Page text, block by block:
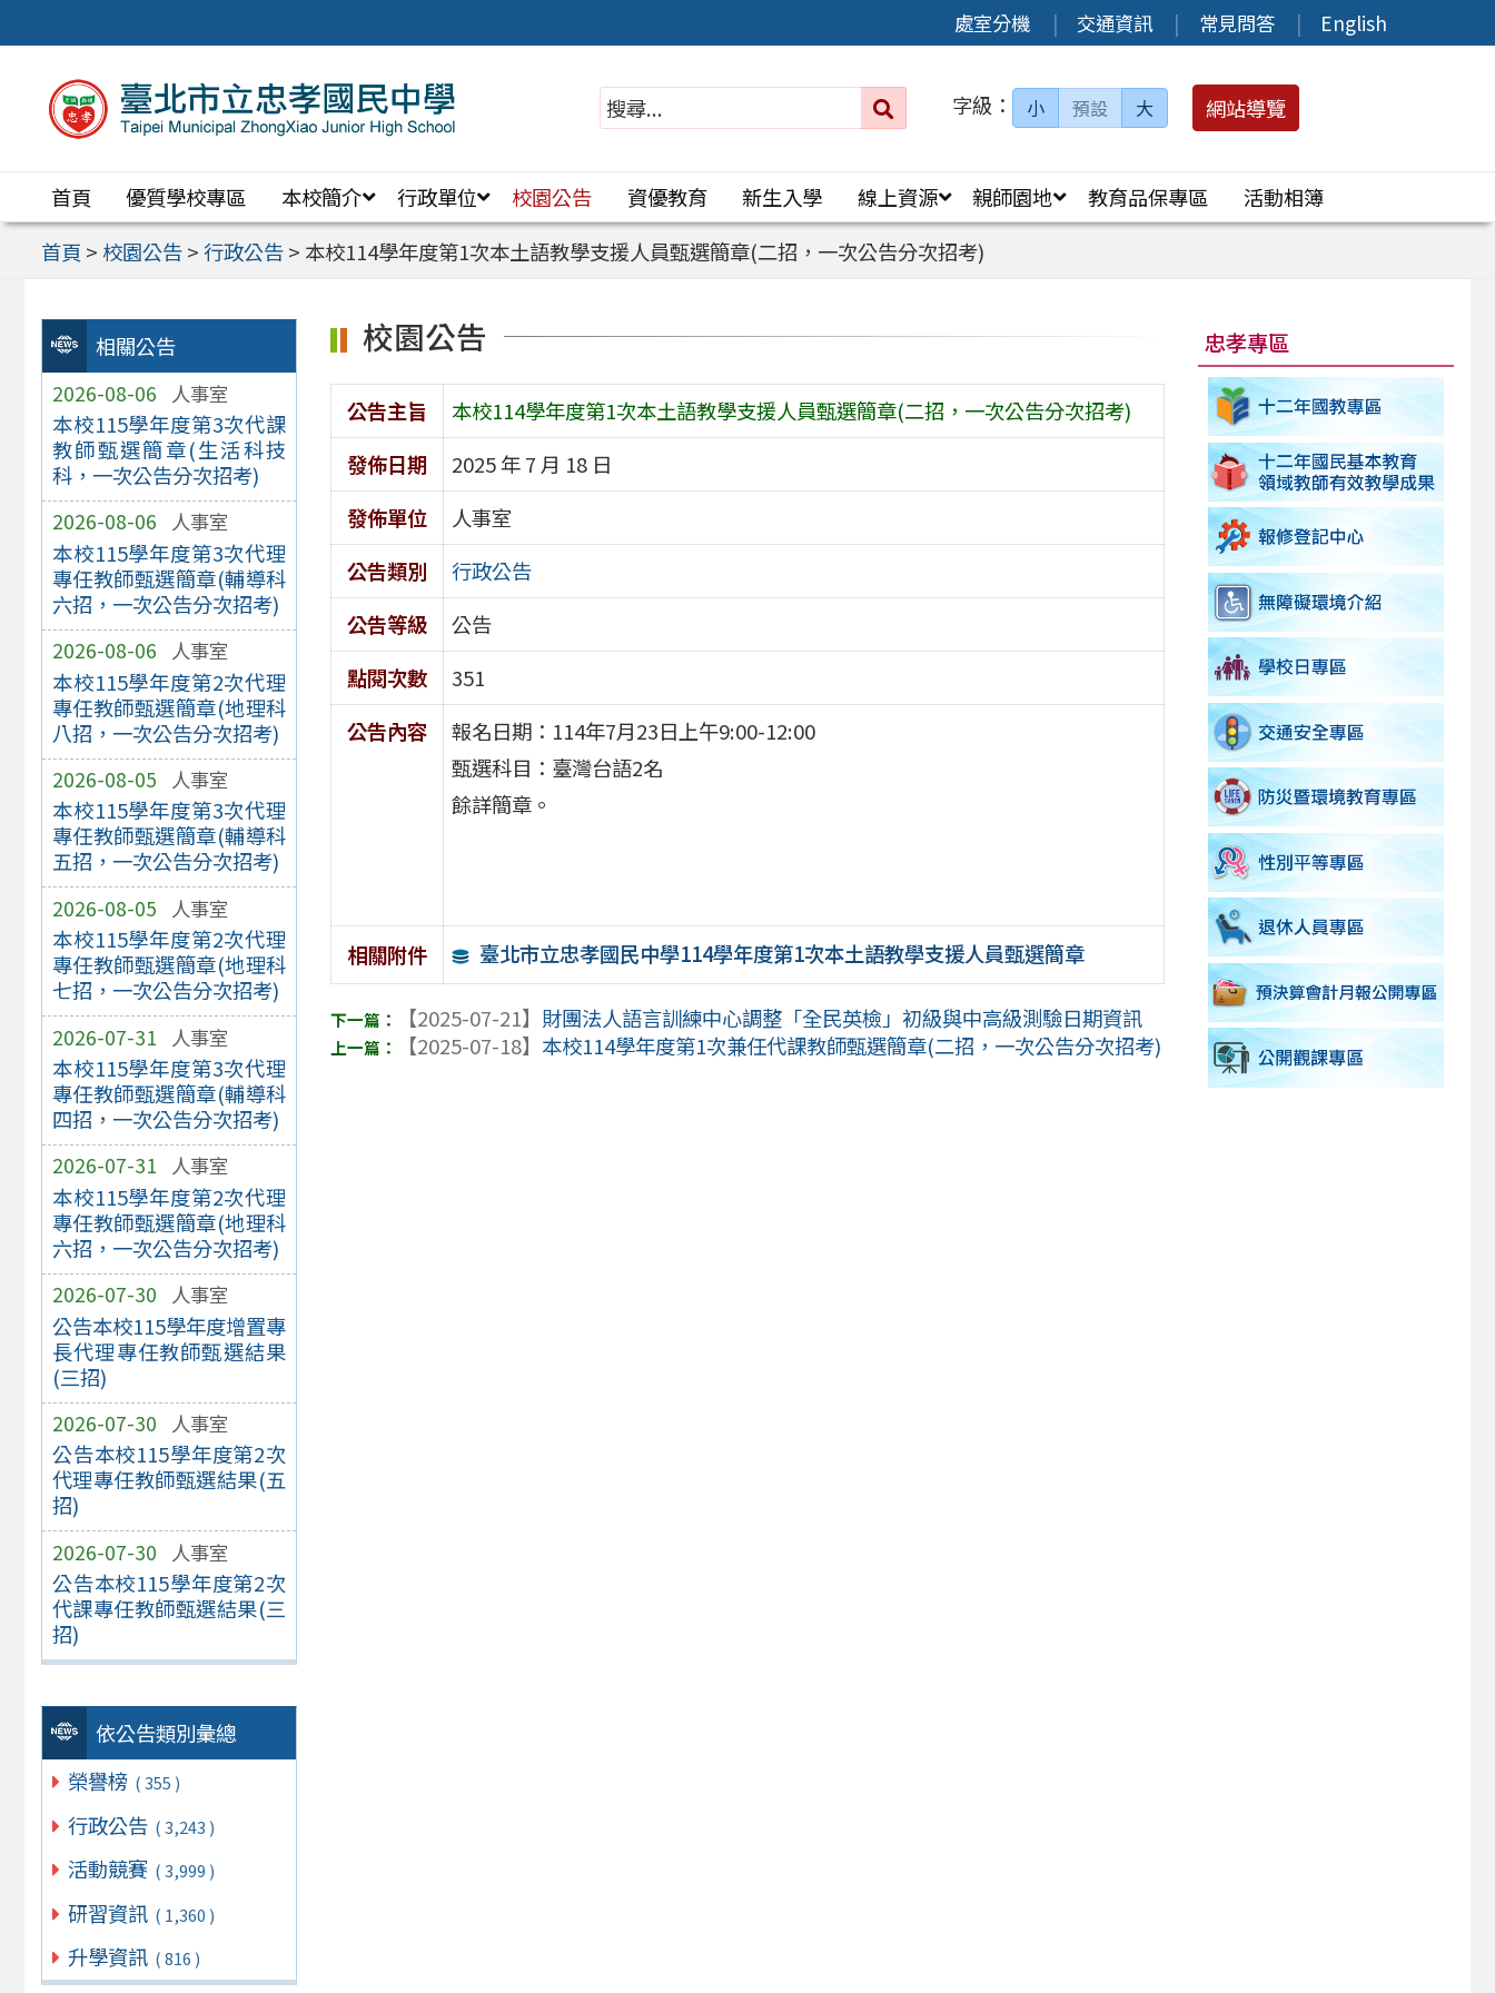
至
區
處室分機 交通資訊 常見問答 English
搜
字級： 小 預設 大 網站導覽
首頁 優質學校專區 本校簡介 行政單位 校園公告 資優教育 新生入學 線上資源 親師園地 教育品保專區
活動相簿
首頁 > 校園公告> 行政公告> 本校114學年度第1次本土語教學支援人員甄選簡章(二招，一次公告分次招考)
相關公告
2026-08-06 人事室
本校115學年度第3次代課
教師甄選簡章(生活科技
科，一次公告分次招考)
2026-08-06 人事室
本校115學年度第3次代理
專任教師甄選簡章(輔導科
六招，一次公告分次招考)
2026-08-06 人事室
本校115學年度第2次代理
專任教師甄選簡章(地理科
八招，一次公告分次招考)
2026-08-05 人事室
本校115學年度第3次代理
專任教師甄選簡章(輔導科
五招，一次公告分次招考)
2026-08-05 人事室
本校115學年度第2次代理
專任教師甄選簡章(地理科
七招，一次公告分次招考)
2026-07-31 人事室
本校115學年度第3次代理
專任教師甄選簡章(輔導科
四招，一次公告分次招考)
2026-07-31 人事室
本校115學年度第2次代理
專任教師甄選簡章(地理科
六招，一次公告分次招考)
2026-07-30 人事室
公告本校115學年度增置專
長代理專任教師甄選結果
(三招)
2026-07-30 人事室
公告本校115學年度第2次
代理專任教師甄選結果(五
招)
2026-07-30 人事室
公告本校115學年度第2次
代課專任教師甄選結果(三
招)
依公告類別彙總
榮譽榜 ( 355 )
行政公告 ( 3,243 )
活動競賽 ( 3,999 )
研習資訊 ( 1,360 )
升學資訊 ( 816 )
校園公告
公告主旨
本校114學年度第1次本土語教學支援人員甄選簡章(二招，一次公告分次招考)
發佈日期
2025 年 7 月 18 日
發佈單位
人事室
公告類別
行政公告
公告等級
公告
點閱次數
351
公告內容
報名日期：114年7月23日上午9:00-12:00
甄選科目：臺灣台語2名
餘詳簡章。
相關附件 臺北市立忠孝國民中學114學年度第1次本土語教學支援人員甄選簡章
【2025-07-21】 財團法人語言訓練中心調整「全民英檢」初級與中高級測驗日期資訊
【2025-07-18】 本校114學年度第1次兼任代課教師甄選簡章(二招，一次公告分次招考)
忠孝專區